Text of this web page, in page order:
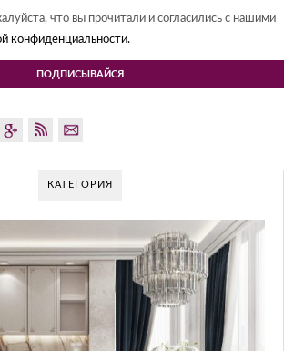
что вы прочитали и согласились с нашими
конфиденциальности.
КАТЕГОРИЯ